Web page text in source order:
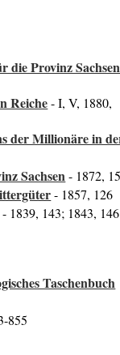
die Provinz Sachsen
Reiche- I, V, 1880,
der Millionäre in
Sachsen- 1872,
- 1857, 126
- 1839, 143; 1843,
Taschenbuch
855